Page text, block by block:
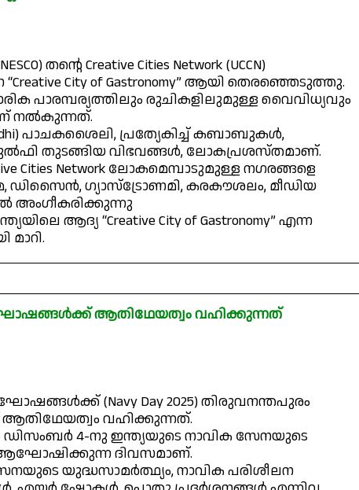
തന്റെ Creative Cities Network (UCCN)
City of Gastronomy” ആയി തെരഞ്ഞെടുത്തു.
പാരമ്പര്യത്തിലും രുചികളിലുമുള്ള വൈവിധ്യവും
നൽകുന്നത്.
പാചകശൈലി, പ്രത്യേകിച്ച് കബാബുകൾ,
തുടങ്ങിയ വിഭവങ്ങൾ, ലോകപ്രശസ്തമാണ്.
Network ലോകമെമ്പാടുമുള്ള നഗരങ്ങളെ
ഡിസൈൻ, ഗ്യാസ്‌ട്രോണമി, കരകൗശലം, മീഡിയ
അംഗീകരിക്കുന്നു
ആദ്യ “Creative City of Gastronomy” എന്ന
ആതിഥേയത്വം വഹിക്കുന്നത്
(Navy Day 2025) തിരുവനന്തപുരം
ആതിഥേയത്വം വഹിക്കുന്നത്.
ഡിസംബർ 4-നു ഇന്ത്യയുടെ നാവിക സേനയുടെ
ദിവസമാണ്.
യുദ്ധസാമർത്ഥ്യം, നാവിക പരിശീലന